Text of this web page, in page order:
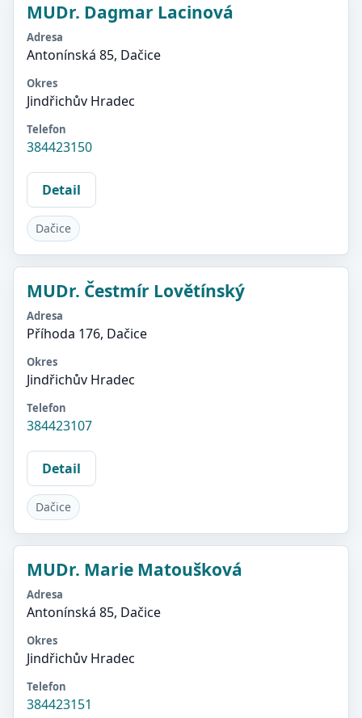
MUDr. Dagmar Lacinová
Adresa
Antonínská 85, Dačice
Okres
Jindřichův Hradec
Telefon
384423150
Detail
Dačice
MUDr. Čestmír Lovětínský
Adresa
Příhoda 176, Dačice
Okres
Jindřichův Hradec
Telefon
384423107
Detail
Dačice
MUDr. Marie Matoušková
Adresa
Antonínská 85, Dačice
Okres
Jindřichův Hradec
Telefon
384423151